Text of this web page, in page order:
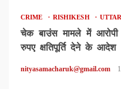
CRIME RISHIKESH
चेक बाउंस मामले में
रुपए क्षतिपूर्ति देने के आदेश
nityasamacharuk@gmail.com